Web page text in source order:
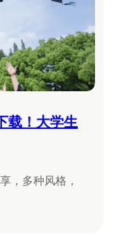
载！大学生
，多种风格，